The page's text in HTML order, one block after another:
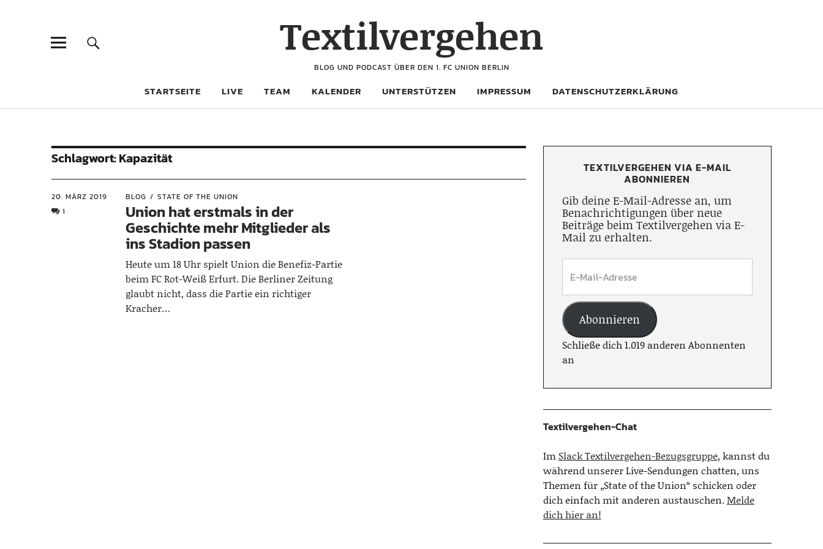
Textilvergehen
BLOG UND PODCAST ÜBER DEN 1. FC UNION BERLIN
STARTSEITE LIVE TEAM KALENDER UNTERSTÜTZEN IMPRESSUM DATENSCHUTZERKLÄRUNG
Schlagwort:Kapazität
20. MÄRZ 2019
1
BLOG STATE OF THE UNION
Union hat erstmals in der
Geschichte mehr Mitglieder als
ins Stadion passen
Heute um 18 Uhr spielt Union die Benefiz-Partie
beim FC Rot-Weiß Erfurt. Die Berliner Zeitung
glaubt nicht, dass die Partie ein richtiger
Kracher…
TEXTILVERGEHEN VIA E-MAIL
ABONNIEREN
Gib deine E-Mail-Adresse an, um
Benachrichtigungen über neue
Beiträge beim Textilvergehen via E-
Mail zu erhalten.
Abonnieren
Schließe dich 1.019 anderen Abonnenten
an
Textilvergehen-Chat
Im Slack Textilvergehen-Bezugsgruppe, kannst du
während unserer Live-Sendungen chatten, uns
Themen für „State of the Union“ schicken oder
dich einfach mit anderen austauschen.Melde
dich hier an!